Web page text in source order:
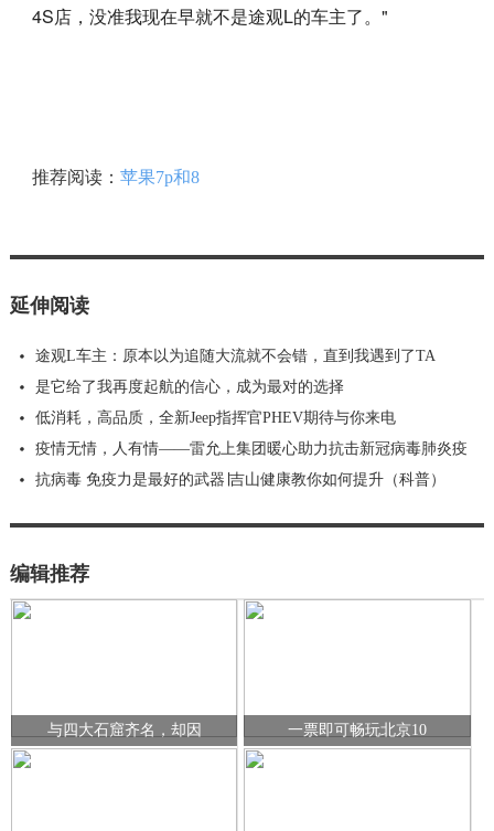
4S店，没准我现在早就不是途观L的车主了。"
推荐阅读： 苹果7p和8
延伸阅读
途观L车主：原本以为追随大流就不会错，直到我遇到了TA
是它给了我再度起航的信心，成为最对的选择
低消耗，高品质，全新Jeep指挥官PHEV期待与你来电
疫情无情，人有情——雷允上集团暖心助力抗击新冠病毒肺炎疫
抗病毒 免疫力是最好的武器∣吉山健康教你如何提升（科普）
编辑推荐
与四大石窟齐名，却因 一票即可畅玩北京10